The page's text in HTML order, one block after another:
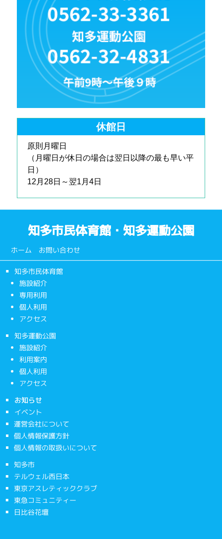
休館日
原則月曜日
（月曜日が休日の場合は翌日以降の最も早い平
日）
12月28日～翌1月4日
知多市民体育館・知多運動公園
ホーム お問い合わせ
知多市民体育館
施設紹介
専用利用
個人利用
アクセス
知多運動公園
施設紹介
利用案内
個人利用
アクセス
お知らせ
イベント
運営会社について
個人情報保護方針
個人情報の取扱いについて
知多市
テルウェル西日本
東京アスレティッククラブ
東急コミュニティー
日比谷花壇